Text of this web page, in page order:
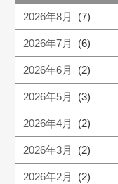
2026年8月 (7)
2026年7月 (6)
2026年6月 (2)
2026年5月 (3)
2026年4月 (2)
2026年3月 (2)
2026年2月 (2)